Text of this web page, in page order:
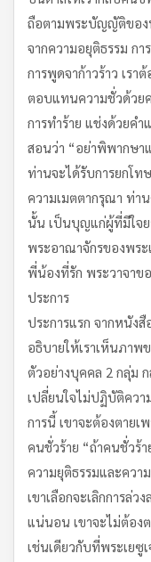
ถือตามพระบัญญัติของ
จากความอยุติธรรม ก
การพูดจาก้าวร้าว เรา
ตอบแทนความชั่วด้วย
การทำร้าย แช่งด้วยคำ
สอนว่า “อย่าพิพากษา
ท่านจะได้รับการยกโท
ความเมตตากรุณา ท่าน
นั้น เป็นบุญแก่ผู้ที่มีใจย
พระอาณาจักรของพระ
พี่น้องที่รัก พระวาจาข
ประการ
ประการแรก จากหนังสื
อธิบายให้เราเห็นภาพ
ตัวอย่างบุคคล 2 กลุ่ม
เปลี่ยนใจไม่ปฏิบัติควา
การนี้ เขาจะต้องตายเ
คนชั่วร้าย “ถ้าคนชั่วร้
ความยุติธรรมและควา
เขาเลือกจะเลิกการล่
แน่นอน เขาจะไม่ต้องต
เช่นเดียวกับที่พระเยซู